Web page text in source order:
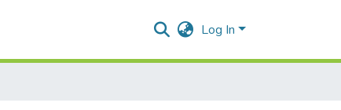
Log In